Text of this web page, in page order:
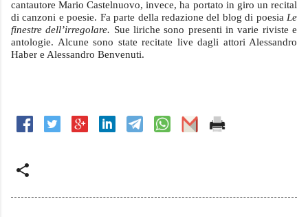
cantautore Mario Castelnuovo, invece, ha portato in giro un recital
di canzoni e poesie. Fa parte della redazione del blog di poesia Le
finestre dell’irregolare. Sue liriche sono presenti in varie riviste e
antologie. Alcune sono state recitate live dagli attori Alessandro
Haber e Alessandro Benvenuti.